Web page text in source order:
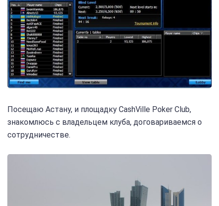
Посещаю Астану, и площадку CashVille Poker Club,
знакомлюсь с владельцем клуба, договариваемся о
сотрудничестве.